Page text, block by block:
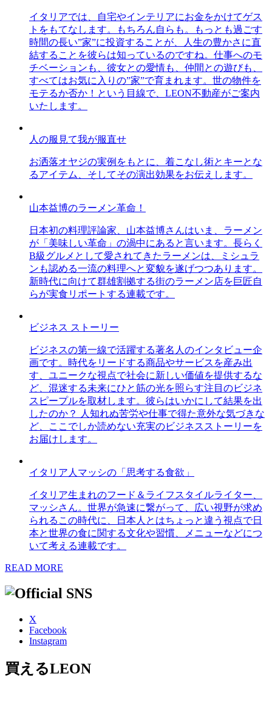
イタリアでは、自宅やインテリアにお金をかけてゲス
トをもてなします。もちろん自らも。もっとも過ごす
時間の長い”家”に投資することが、人生の豊かさに直
結することを彼らは知っているのですね。仕事へのモ
チベーションも、彼女との愛情も、仲間との遊びも、
すべてはお気に入りの”家”で育まれます。世の物件を
モテるか否か！という目線で、LEON不動産がご案内
いたします。
人の服見て我が服直せ
お洒落オヤジの実例をもとに、着こなし術とキーとな
るアイテム、そしてその演出効果をお伝えします。
山本益博のラーメン革命！
日本初の料理評論家、山本益博さんはいま、ラーメン
が「美味しい革命」の渦中にあると言います。長らく
B級グルメとして愛されてきたラーメンは、ミシュラ
ンも認める一流の料理へと変貌を遂げつつあります。
新時代に向けて群雄割拠する街のラーメン店を巨匠自
らが実食リポートする連載です。
ビジネス ストーリー
ビジネスの第一線で活躍する著名人のインタビュー企
画です。時代をリードする商品やサービスを産み出
す、ユニークな視点で社会に新しい価値を提供するな
ど、混迷する未来にひと筋の光を照らす注目のビジネ
スピープルを取材します。彼らはいかにして結果を出
したのか？ 人知れぬ苦労や仕事で得た意外な気づきな
ど、ここでしか読めない充実のビジネスストーリーを
お届けします。
イタリア人マッシの「思考する食欲」
イタリア生まれのフード＆ライフスタイルライター、
マッシさん。世界が急速に繋がって、広い視野が求め
られるこの時代に、日本人とはちょっと違う視点で日
本と世界の食に関する文化や習慣、メニューなどにつ
いて考える連載です。
READ MORE
X
Facebook
Instagram
買えるLEON